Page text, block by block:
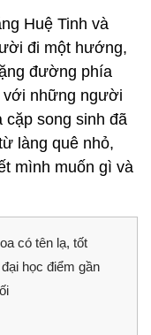
Huệ Tinh và
đi một hướng,
đường phía
với những người
cặp song sinh đã
làng quê nhỏ,
mình muốn gì và
có tên lạ, tốt
học điểm gần